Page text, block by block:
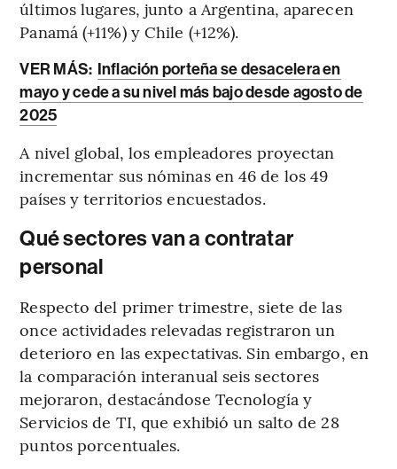
últimos lugares, junto a Argentina, aparecen
Panamá (+11%) y Chile (+12%).
VER MÁS: Inflación porteña se desacelera en
mayo y cede a su nivel más bajo desde agosto de
2025
A nivel global, los empleadores proyectan
incrementar sus nóminas en 46 de los 49
países y territorios encuestados.
Qué sectores van a contratar
personal
Respecto del primer trimestre, siete de las
once actividades relevadas registraron un
deterioro en las expectativas. Sin embargo, en
la comparación interanual seis sectores
mejoraron, destacándose Tecnología y
Servicios de TI, que exhibió un salto de 28
puntos porcentuales.